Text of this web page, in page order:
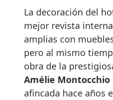
La decoración del
mejor revista
amplias con
pero al mismo
obra de la
Amélie Montocchio
afincada hace años